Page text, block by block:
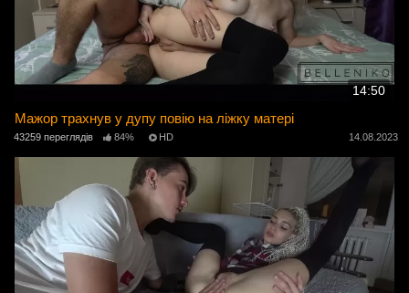
14:50
Мажор трахнув у дупу повію на ліжку матері
43259 переглядів 84% HD 14.08.2023